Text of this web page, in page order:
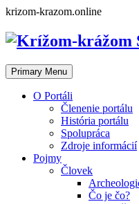
Skip
content
krizom-krazom.online
Primary Menu
O Portáli
Členenie portálu
História portálu
Spolupráca
Zdroje informácií
Pojmy
Človek
Čo je čo?